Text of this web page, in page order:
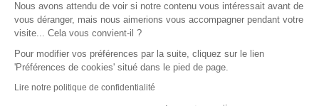
Recevez par email l'actualité de Coton Doux : nouvelles
collections, remises spéciales et ventes privées...
Nous avons attendu de voir si notre contenu vous intéressait avant de
vous déranger, mais nous aimerions vous accompagner pendant votre
visite... Cela vous convient-il ?
Pour modifier vos préférences par la suite, cliquez sur le lien
'Préférences de cookies' situé dans le pied de page.
Lire notre politique de confidentialité